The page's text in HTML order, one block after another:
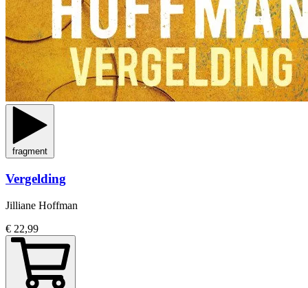
fragment
Vergelding
Jilliane Hoffman
€ 22,99